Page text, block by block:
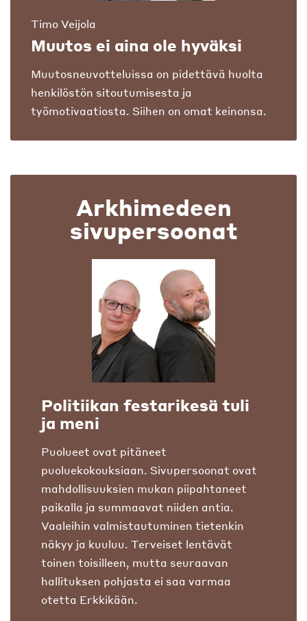
Timo Veijola
Muutos ei aina ole hyväksi
Muutosneuvotteluissa on pidettävä huolta
henkilöstön sitoutumisesta ja
työmotivaatiosta. Siihen on omat keinonsa.
Arkhimedeen
sivupersoonat
Politiikan festarikesä tuli
ja meni
Puolueet ovat pitäneet
puoluekokouksiaan. Sivupersoonat ovat
mahdollisuuksien mukan piipahtaneet
paikalla ja summaavat niiden antia.
Vaaleihin valmistautuminen tietenkin
näkyy ja kuuluu. Terveiset lentävät
toinen toisilleen, mutta seuraavan
hallituksen pohjasta ei saa varmaa
otetta Erkkikään.